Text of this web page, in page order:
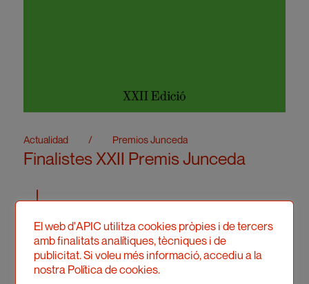
Actualidad / Premios Junceda
Finalistes XXII Premis Junceda
El web d'APIC utilitza cookies pròpies i de tercers
amb finalitats analítiques, tècniques i de
publicitat. Si voleu més informació, accediu a la
nostra Política de cookies.